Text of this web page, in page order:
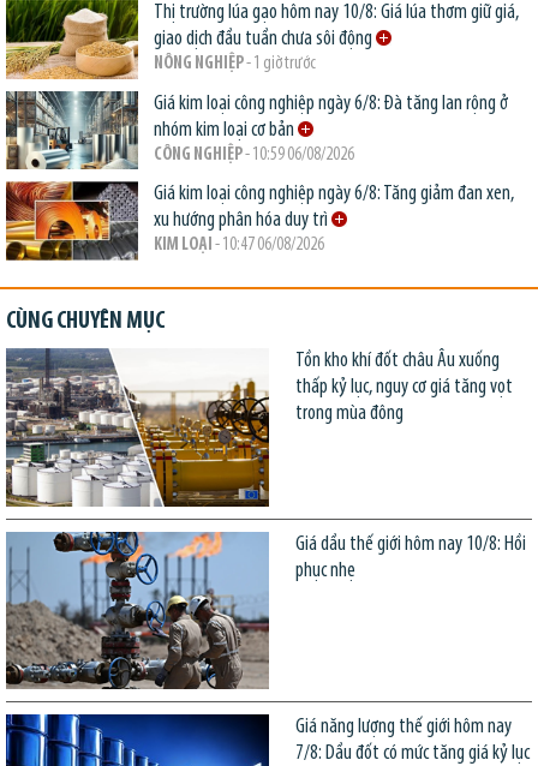
Thị trường lúa gạo hôm nay 10/8: Giá lúa thơm giữ giá,
giao dịch đầu tuần chưa sôi động
NÔNG NGHIỆP- 1 giờ trước
Giá kim loại công nghiệp ngày 6/8: Đà tăng lan rộng ở
nhóm kim loại cơ bản
CÔNG NGHIỆP- 10:59 06/08/2026
Giá kim loại công nghiệp ngày 6/8: Tăng giảm đan xen,
xu hướng phân hóa duy trì
KIM LOẠI - 10:47 06/08/2026
CÙNG CHUYÊN MỤC
Tồn kho khí đốt châu Âu xuống
thấp kỷ lục, nguy cơ giá tăng vọt
trong mùa đông
Giá dầu thế giới hôm nay 10/8: Hồi
phục nhẹ
Giá năng lượng thế giới hôm nay
7/8: Dầu đốt có mức tăng giá kỷ lục